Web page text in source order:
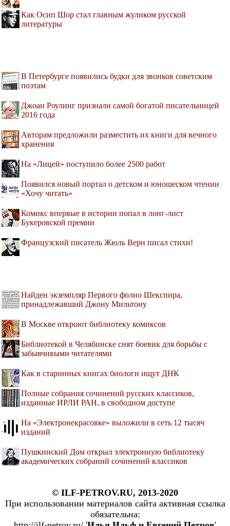
Как Осип Шор стал главным жуликом русской
литературы
В Петербурге появились будки для звонков советским
поэтам
Джоан Роулинг признали самой богатой писательницей
2016 года
Авторам предложили разместить их книги для вечного
хранения
На «Лицей» поступило более 2500 работ
Появился новый портал о детском и юношеском чтении
«Хочу читать»
Комикс впервые в истории попал в лонг-лист
Букеровской премии
Французский писатель Жюль Верн писал стихи!
Найден экземпляр Первого фолио Шекспира,
принадлежавший Джону Мильтону
В Москве откроют библиотеку комиксов
Библиотекой в Челябинске снят боевик для борьбы с
забывчивыми читателями
Как в старинных книгах биологи ищут ДНК
Полные собрания сочинений русских классиков,
изданные ИРЛИ РАН, в свободном доступе
На «Электронекрасовке» выложили в сеть 12 тысяч
изданий
Пушкинский Дом открыл электронную библиотеку
академических собраний сочинений классиков
© ILF-PETROV.RU, 2013-2020
При использовании материалов сайта активная ссылка
обязательна: